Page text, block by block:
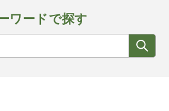
ワードで探す